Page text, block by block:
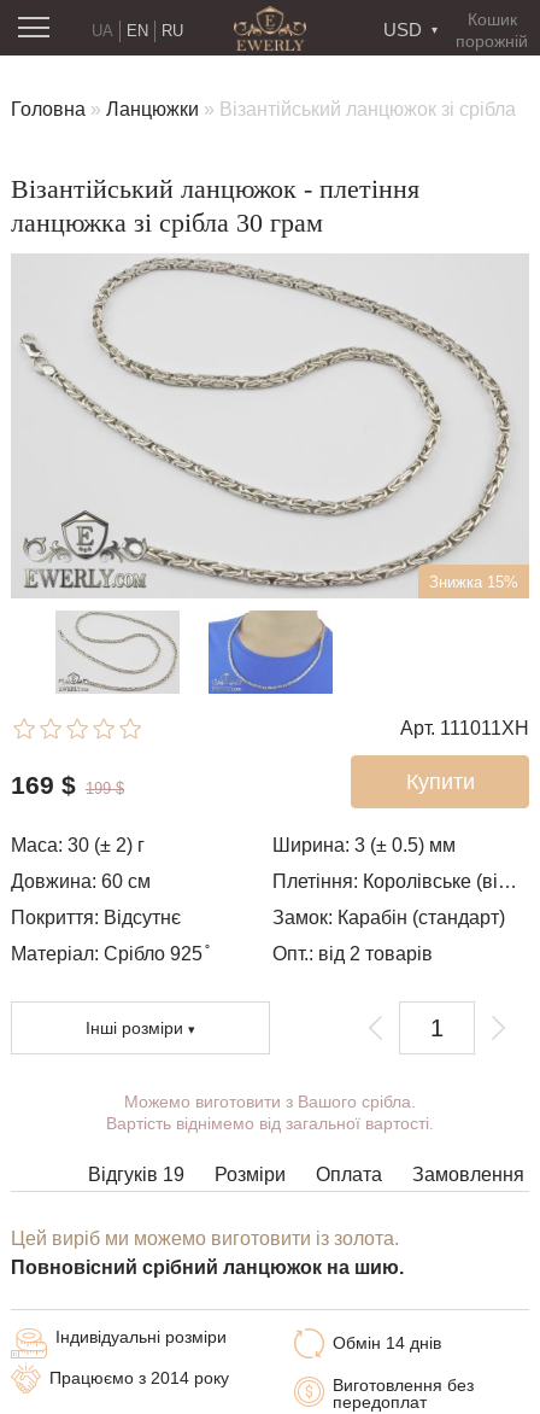
Кошик
порожній
USD
RU
UA EN
Головна » Ланцюжки » Візантійський ланцюжок зі срібла
Візантійський ланцюжок - плетіння
ланцюжка зі срібла 30 грам
Знижка 15%
Арт. 111011XH
Купити
169 $ 199 $
Маса: 30 (± 2) г Ширина:3 (± 0.5) мм
Довжина: 60 см Плетіння: Королівське (візантія)
Покриття: Відсутнє Замок: Карабін (стандарт)
Матеріал: Срібло 925 ̊
Опт.: від 2 товарів
Інші розміри
Ви можете вибрати покриття,
масу, довжину, ширину, замок.
ширини, довжини і маси не можна
зв'яжуться з Вами.
Можемо виготовити з Вашого срібла.
Вартість віднімемо від загальної вартості.
Відгуків 19 Замовлення
Оплата
Розміри
Цей виріб ми можемо виготовити із золота.
Повновісний срібний ланцюжок на шию.
Обмін 14 днів
Виготовлення без
передоплат
Індивідуальні розміри
Працюємо з 2014 року